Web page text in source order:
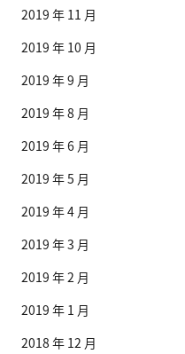
2019 年 11 月
2019 年 10 月
2019 年 9 月
2019 年 8 月
2019 年 6 月
2019 年 5 月
2019 年 4 月
2019 年 3 月
2019 年 2 月
2019 年 1 月
2018 年 12 月